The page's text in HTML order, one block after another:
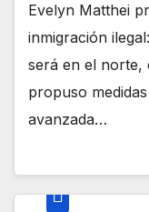
Evelyn Matthei
inmigración
será en el norte,
propuso
avanzada…